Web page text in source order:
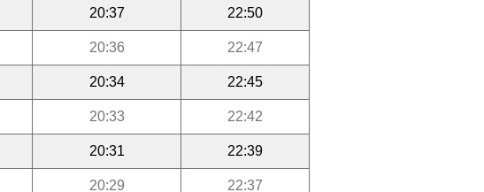
20:37 22:50
20:36 22:47
20:34 22:45
20:33 22:42
20:31 22:39
20:29 22:37